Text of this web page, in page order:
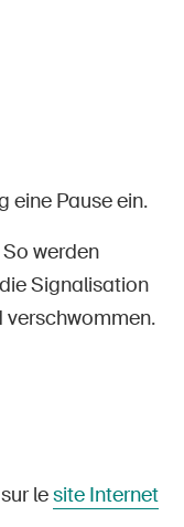
eine Pause ein.
werden
Signalisation
verschwommen.
lesite Internet